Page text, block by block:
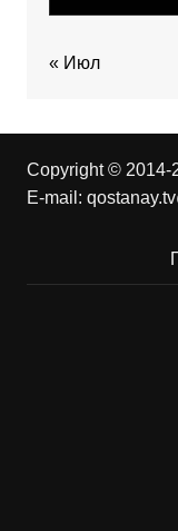
« Июл
Copyright © 2014-
E-mail: